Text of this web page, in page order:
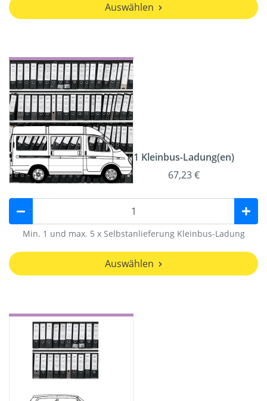
Auswählen
1 Kleinbus-Ladung(en)
67,23 €
Min. 1 und max. 5 x Selbstanlieferung Kleinbus-Ladung
Auswählen